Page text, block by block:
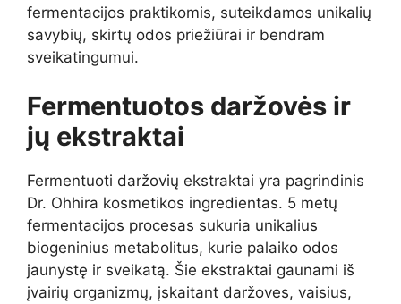
fermentacijos praktikomis, suteikdamos unikalių
savybių, skirtų odos priežiūrai ir bendram
sveikatingumui.
Fermentuotos daržovės ir
jų ekstraktai
Fermentuoti daržovių ekstraktai yra pagrindinis
Dr. Ohhira kosmetikos ingredientas. 5 metų
fermentacijos procesas sukuria unikalius
biogeninius metabolitus, kurie palaiko odos
jaunystę ir sveikatą. Šie ekstraktai gaunami iš
įvairių organizmų, įskaitant daržoves, vaisius,